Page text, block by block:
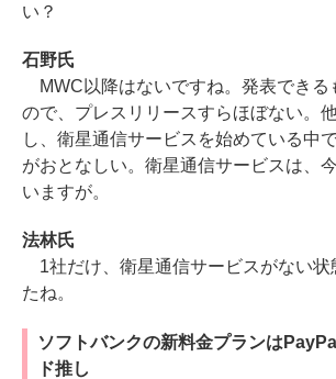
い？
石野氏
MWC以降はないですね。発表できる
ので、プレスリリースすらほぼない。
し、衛星通信サービスを始めている中
がおとなしい。衛星通信サービスは、
いますが。
法林氏
1社だけ、衛星通信サービスがない状
たね。
ソフトバンクの新料金プランは
ド推し